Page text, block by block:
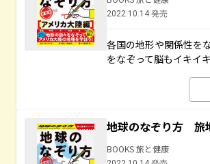
2022.10.14 発売
各国の地形や関係性を
をなぞって脳もイキイキ
地球のなぞり方 旅
BOOKS 旅と健康